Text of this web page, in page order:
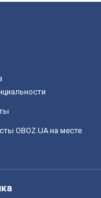
OBOZ.UA на месте